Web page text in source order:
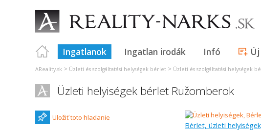
Ingatlanok Ingatlan irodák Infó
AReality.sk > Üzleti és szolgáltatási helységek bérlet > Üzleti és szolgáltatási helységek
Üzleti helyiségek bérlet Ružomberok
Uložiť toto hladanie
Bérlet, üzleti